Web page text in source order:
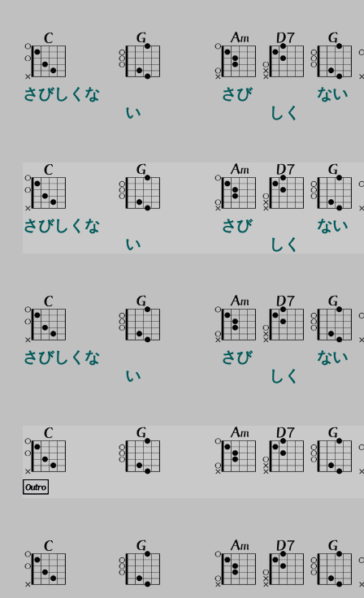
さびしくな
い
さび
しく
ない
さびしくな
い
さび
しく
ない
さびしくな
い
さび
しく
ない